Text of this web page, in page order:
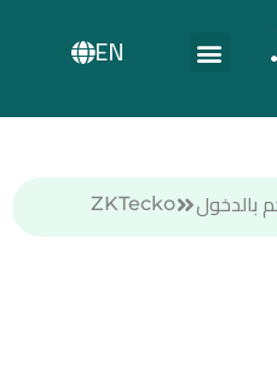
EN
بالدخول ZKTecko